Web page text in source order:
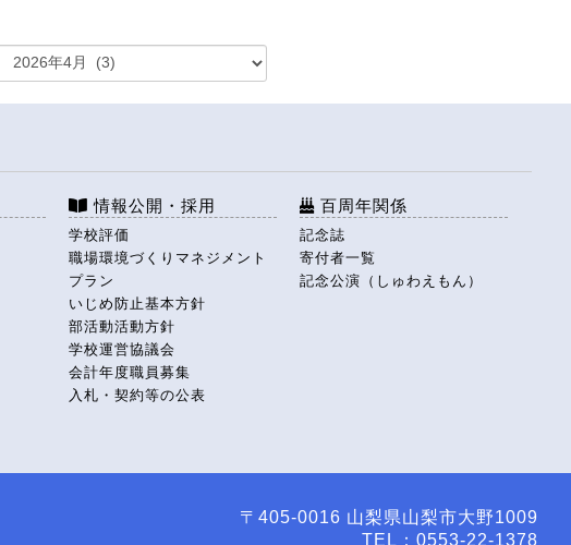
情報公開・採用
学校評価
職場環境づくりマネジメント
プラン
いじめ防止基本方針
部活動活動方針
学校運営協議会
会計年度職員募集
入札・契約等の公表
百周年関係
記念誌
寄付者一覧
記念公演（しゅわえもん）
〒405-0016 山梨県山梨市大野1009
TEL：0553-22-1378